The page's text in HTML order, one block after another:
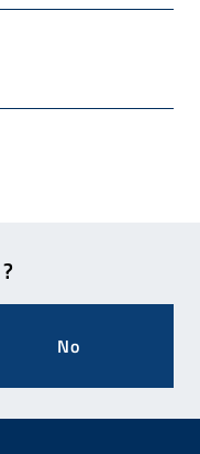
- Apertura in
in nuova finestra
di posta
scelta meno
No